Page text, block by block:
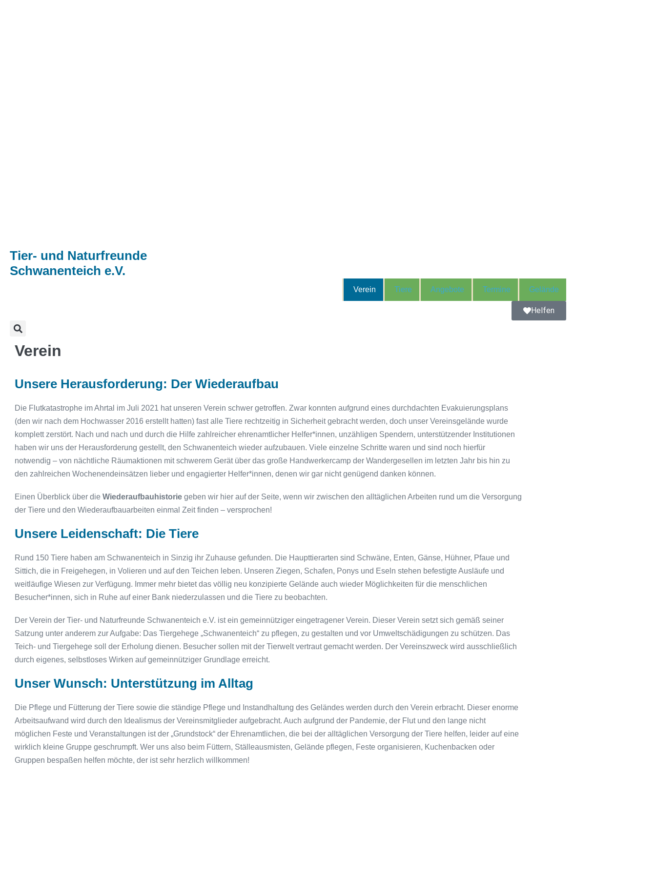
Tier- und Naturfreunde
Schwanenteich e.V.
Verein Tiere Angebote Termine Gelände
Helfen
Verein
Unsere Herausforderung: Der Wiederaufbau
Die Flutkatastrophe im Ahrtal im Juli 2021 hat unseren Verein schwer getroffen. Zwar konnten aufgrund eines durchdachten Evakuierungsplans
(den wir nach dem Hochwasser 2016 erstellt hatten) fast alle Tiere rechtzeitig in Sicherheit gebracht werden, doch unser Vereinsgelände wurde
komplett zerstört. Nach und nach und durch die Hilfe zahlreicher ehrenamtlicher Helfer*innen, unzähligen Spendern, unterstützender Institutionen
haben wir uns der Herausforderung gestellt, den Schwanenteich wieder aufzubauen. Viele einzelne Schritte waren und sind noch hierfür
notwendig – von nächtliche Räumaktionen mit schwerem Gerät über das große Handwerkercamp der Wandergesellen im letzten Jahr bis hin zu
den zahlreichen Wochenendeinsätzen lieber und engagierter Helfer*innen, denen wir gar nicht genügend danken können.
Einen Überblick über die Wiederaufbauhistorie geben wir hier auf der Seite, wenn wir zwischen den alltäglichen Arbeiten rund um die Versorgung
der Tiere und den Wiederaufbauarbeiten einmal Zeit finden – versprochen!
Unsere Leidenschaft: Die Tiere
Rund 150 Tiere haben am Schwanenteich in Sinzig ihr Zuhause gefunden. Die Haupttierarten sind Schwäne, Enten, Gänse, Hühner, Pfaue und
Sittich, die in Freigehegen, in Volieren und auf den Teichen leben. Unseren Ziegen, Schafen, Ponys und Eseln stehen befestigte Ausläufe und
weitläufige Wiesen zur Verfügung. Immer mehr bietet das völlig neu konzipierte Gelände auch wieder Möglichkeiten für die menschlichen
Besucher*innen, sich in Ruhe auf einer Bank niederzulassen und die Tiere zu beobachten.
Der Verein der Tier- und Naturfreunde Schwanenteich e.V. ist ein gemeinnütziger eingetragener Verein. Dieser Verein setzt sich gemäß seiner
Satzung unter anderem zur Aufgabe: Das Tiergehege „Schwanenteich“ zu pflegen, zu gestalten und vor Umweltschädigungen zu schützen. Das
Teich- und Tiergehege soll der Erholung dienen. Besucher sollen mit der Tierwelt vertraut gemacht werden. Der Vereinszweck wird ausschließlich
durch eigenes, selbstloses Wirken auf gemeinnütziger Grundlage erreicht.
Unser Wunsch: Unterstützung im Alltag
Die Pflege und Fütterung der Tiere sowie die ständige Pflege und Instandhaltung des Geländes werden durch den Verein erbracht. Dieser enorme
Arbeitsaufwand wird durch den Idealismus der Vereinsmitglieder aufgebracht. Auch aufgrund der Pandemie, der Flut und den lange nicht
möglichen Feste und Veranstaltungen ist der „Grundstock“ der Ehrenamtlichen, die bei der alltäglichen Versorgung der Tiere helfen, leider auf eine
wirklich kleine Gruppe geschrumpft. Wer uns also beim Füttern, Ställeausmisten, Gelände pflegen, Feste organisieren, Kuchenbacken oder
Gruppen bespaßen helfen möchte, der ist sehr herzlich willkommen!